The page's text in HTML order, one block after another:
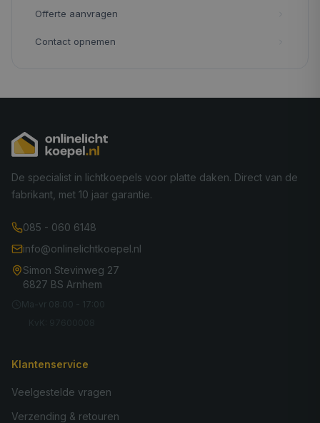
Offerte aanvragen
Contact opnemen
De specialist in lichtkoepels voor platte daken. Direct van de
fabrikant, met 10 jaar garantie.
085 - 060 6148
info@onlinelichtkoepel.nl
Simon Stevinweg 27
6827 BS Arnhem
Ma-vr 08:00 - 17:00
Klantenservice
Veelgestelde vragen
Verzending & retouren